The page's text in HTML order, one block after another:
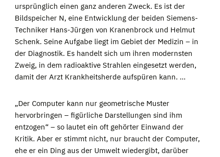
ursprünglich einen ganz anderen Zweck. Es ist der
Bildspeicher N, eine Entwicklung der beiden Siemens-
Techniker Hans-Jürgen von Kranenbrock und Helmut
Schenk. Seine Aufgabe liegt im Gebiet der Medizin – in
der Diagnostik. Es handelt sich um ihren modernsten
Zweig, in dem radioaktive Strahlen eingesetzt werden,
damit der Arzt Krankheitsherde aufspüren kann. …
„Der Computer kann nur geometrische Muster
hervorbringen – figürliche Darstellungen sind ihm
entzogen“ – so lautet ein oft gehörter Einwand der
Kritik. Aber er stimmt nicht, nur braucht der Computer,
ehe er ein Ding aus der Umwelt wiedergibt, darüber